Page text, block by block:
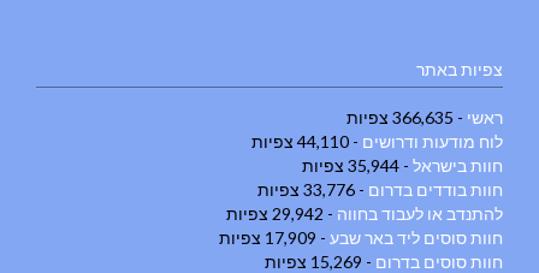
צפיות באתר
ראשי - 366,635 צפיות
לוח מודעות ודרושים - 44,110 צפיות
חוות בישראל - 35,944 צפיות
חוות בודדים בדרום - 33,776 צפיות
להתנדב או לעבוד בחווה - 29,942 צפיות
חוות סוסים ליד באר שבע - 17,909 צפיות
חוות סוסים בדרום - 15,269 צפיות